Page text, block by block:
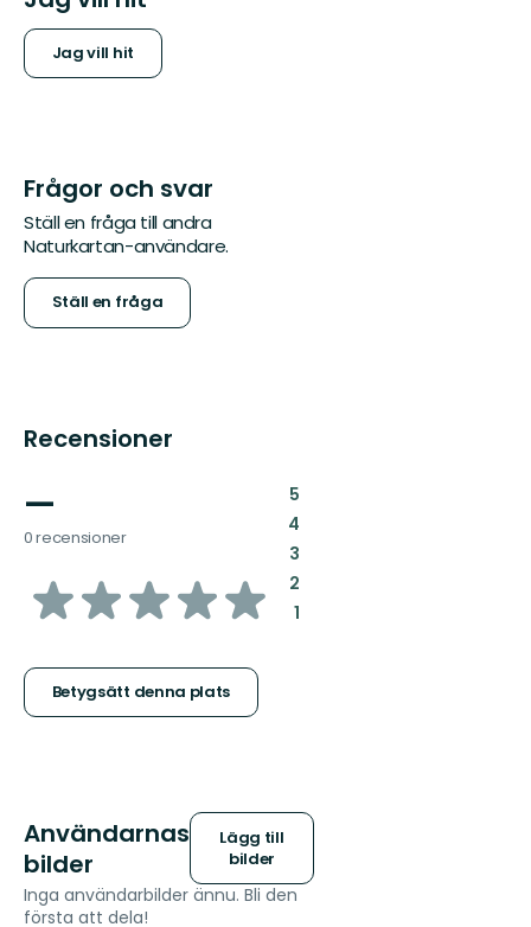
Jag vill hit
Frågor och svar
Ställ en fråga till andra
Naturkartan-användare.
Ställ en fråga
Recensioner
—
0 recensioner
av
stjärnor
Betygsätt denna plats
5:
4:
3:
2:
1:
Användarnas
bilder
Lägg till
bilder
Inga användarbilder ännu. Bli den
första att dela!